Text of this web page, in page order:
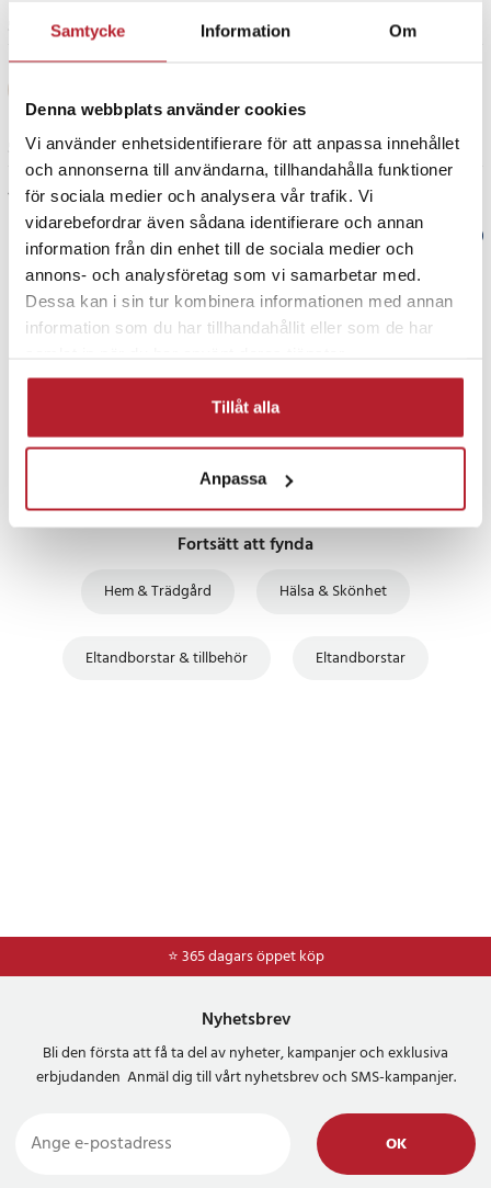
Samtycke Information Om
Denna webbplats använder cookies
Vi använder enhetsidentifierare för att anpassa innehållet
och annonserna till användarna, tillhandahålla funktioner
för sociala medier och analysera vår trafik. Vi
vidarebefordrar även sådana identifierare och annan
information från din enhet till de sociala medier och
annons- och analysföretag som vi samarbetar med.
Dessa kan i sin tur kombinera informationen med annan
information som du har tillhandahållit eller som de har
Tillåt alla
Anpassa
5 månader sedan
5 månader sedan
Visa fler recensioner
Verified by Trustvoice
PRISGARANTI
Fortsätt att fynda
Hem & Trädgård Hälsa & Skönhet
Eltandborstar & tillbehör Eltandborstar
⭐ 365 dagars öppet köp
Nyhetsbrev
Bli den första att få ta del av nyheter, kampanjer och exklusiva
erbjudanden Anmäl dig till vårt nyhetsbrev och SMS-kampanjer.
OK